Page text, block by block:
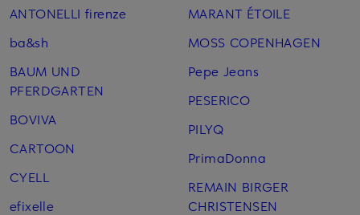
ANTONELLI firenze
ba&sh
BAUM UND
PFERDGARTEN
BOVIVA
CARTOON
CYELL
efixelle
MARANT ÉTOILE
MOSS COPENHAGEN
Pepe Jeans
PESERICO
PILYQ
PrimaDonna
REMAIN BIRGER
CHRISTENSEN